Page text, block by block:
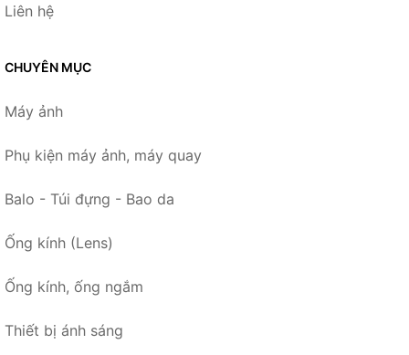
Liên hệ
CHUYÊN MỤC
Máy ảnh
Phụ kiện máy ảnh, máy quay
Balo - Túi đựng - Bao da
Ống kính (Lens)
Ống kính, ống ngắm
Thiết bị ánh sáng